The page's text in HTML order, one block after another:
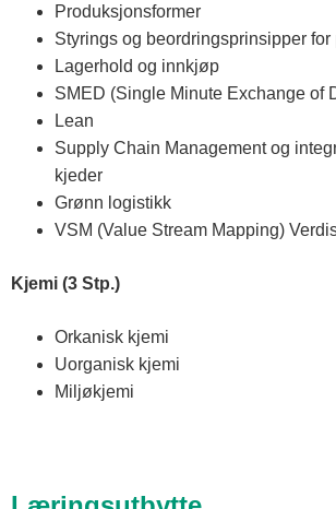
Produksjonsformer
Styrings og beordringsprinsipper for
Lagerhold og innkjøp
SMED (Single Minute Exchange of
Lean
Supply Chain Management og
kjeder
Grønn logistikk
VSM (Value Stream Mapping)
Kjemi (3 Stp.)
Orkanisk kjemi
Uorganisk kjemi
Miljøkjemi